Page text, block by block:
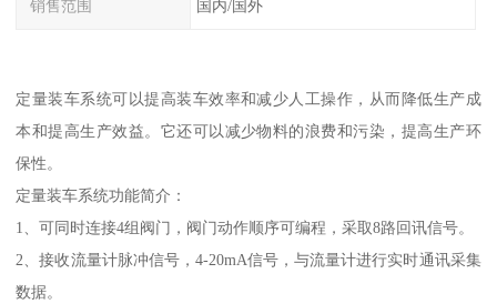
销售范围 国内/国外
定量装车系统可以提高装车效率和减少人工操作，从而降低生产成
本和提高生产效益。它还可以减少物料的浪费和污染，提高生产环
保性。
定量装车系统功能简介：
1、可同时连接4组阀门，阀门动作顺序可编程，采取8路回讯信号。
2、接收流量计脉冲信号，4-20mA信号，与流量计进行实时通讯采集
数据。